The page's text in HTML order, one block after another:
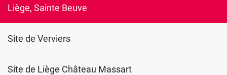
Liège, Sainte Beuve
Site de Verviers
Site de Liège Château Massart